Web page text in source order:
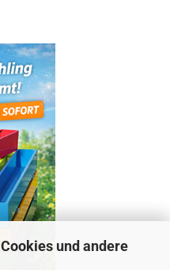
und andere